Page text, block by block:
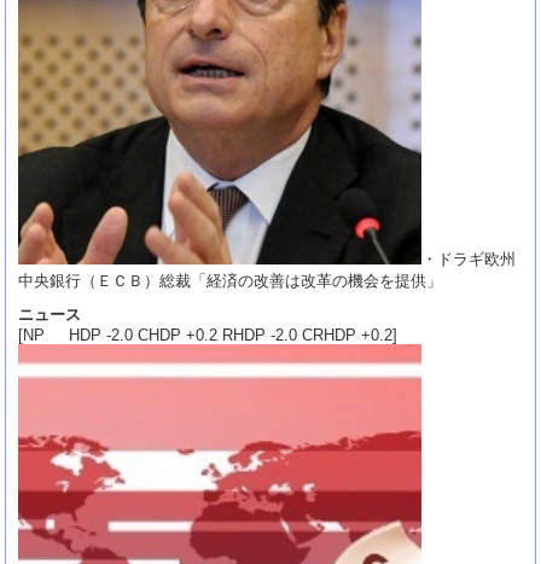
・ドラギ欧州
中央銀行（ＥＣＢ）総裁「経済の改善は改革の機会を提供」
ニュース
[NP HDP -2.0 CHDP +0.2 RHDP -2.0 CRHDP +0.2]